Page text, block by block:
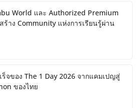
World และ Authorized Premium
ร้าง Community แห่งการเรียนรู้ผ่าน
ร็จของ The 1 Day 2026 จากแคมเปญสู่
ของไทย